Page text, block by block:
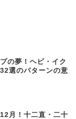
の夢！ヘビ・イク
選のパターンの意
月！十二直・二十